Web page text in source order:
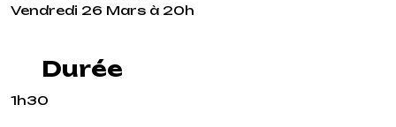
Vendredi 26 Mars à 20h
Durée
1h30